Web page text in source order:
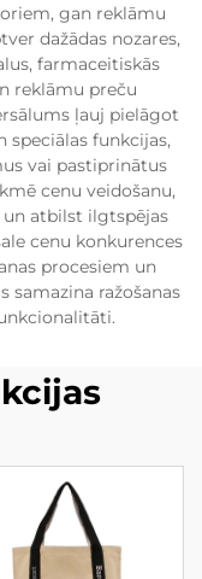
gan reklāmu
dažādas nozares,
farmaceitiskās
reklāmu preču
ļauj pielāgot
funkcijas,
vai pastiprinātus
cenu veidošanu,
atbilst ilgtspējas
cenu konkurences
procesiem un
ražošanas